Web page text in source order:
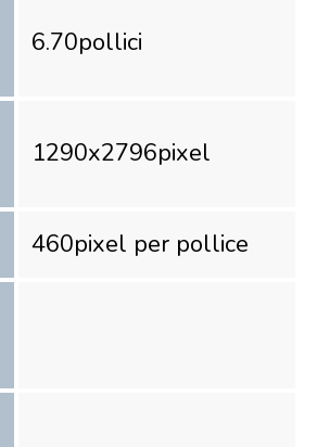
6.70pollici
1290x2796pixel
460pixel per pollice